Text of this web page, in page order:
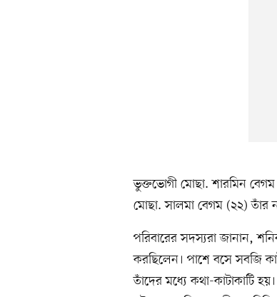
ভুক্তভোগী মোছা. শারমিন বেগম
মোছা. সালমা বেগম (২২) তাঁর
পরিবারের সদস্যরা জানান,
করছিলেন। পাশে বসে সবজি
তাঁদের মধ্যে কথা-কাটাকাটি